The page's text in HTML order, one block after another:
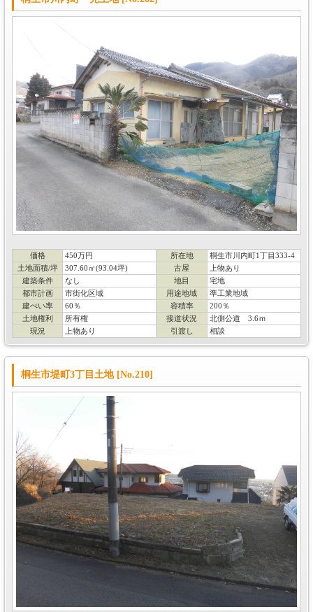
価格 450万円 所在地
桐生市川内町1丁目333-4
土地面積/坪
307.60㎡(93.04坪) 古屋
上物あり
建築条件
なし 地目
宅地
都市計画
市街化区域 用途地域
準工業地域
建ぺい率
60％ 容積率
200％
土地権利
所有権 接道状況
北側公道 3.6ｍ
現況
上物あり 引渡し 相談
桐生市堤町3丁目土地 [No.210]